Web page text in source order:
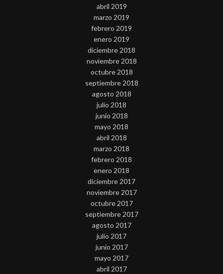
abril 2019
marzo 2019
febrero 2019
enero 2019
diciembre 2018
noviembre 2018
octubre 2018
septiembre 2018
agosto 2018
julio 2018
junio 2018
mayo 2018
abril 2018
marzo 2018
febrero 2018
enero 2018
diciembre 2017
noviembre 2017
octubre 2017
septiembre 2017
agosto 2017
julio 2017
junio 2017
mayo 2017
abril 2017